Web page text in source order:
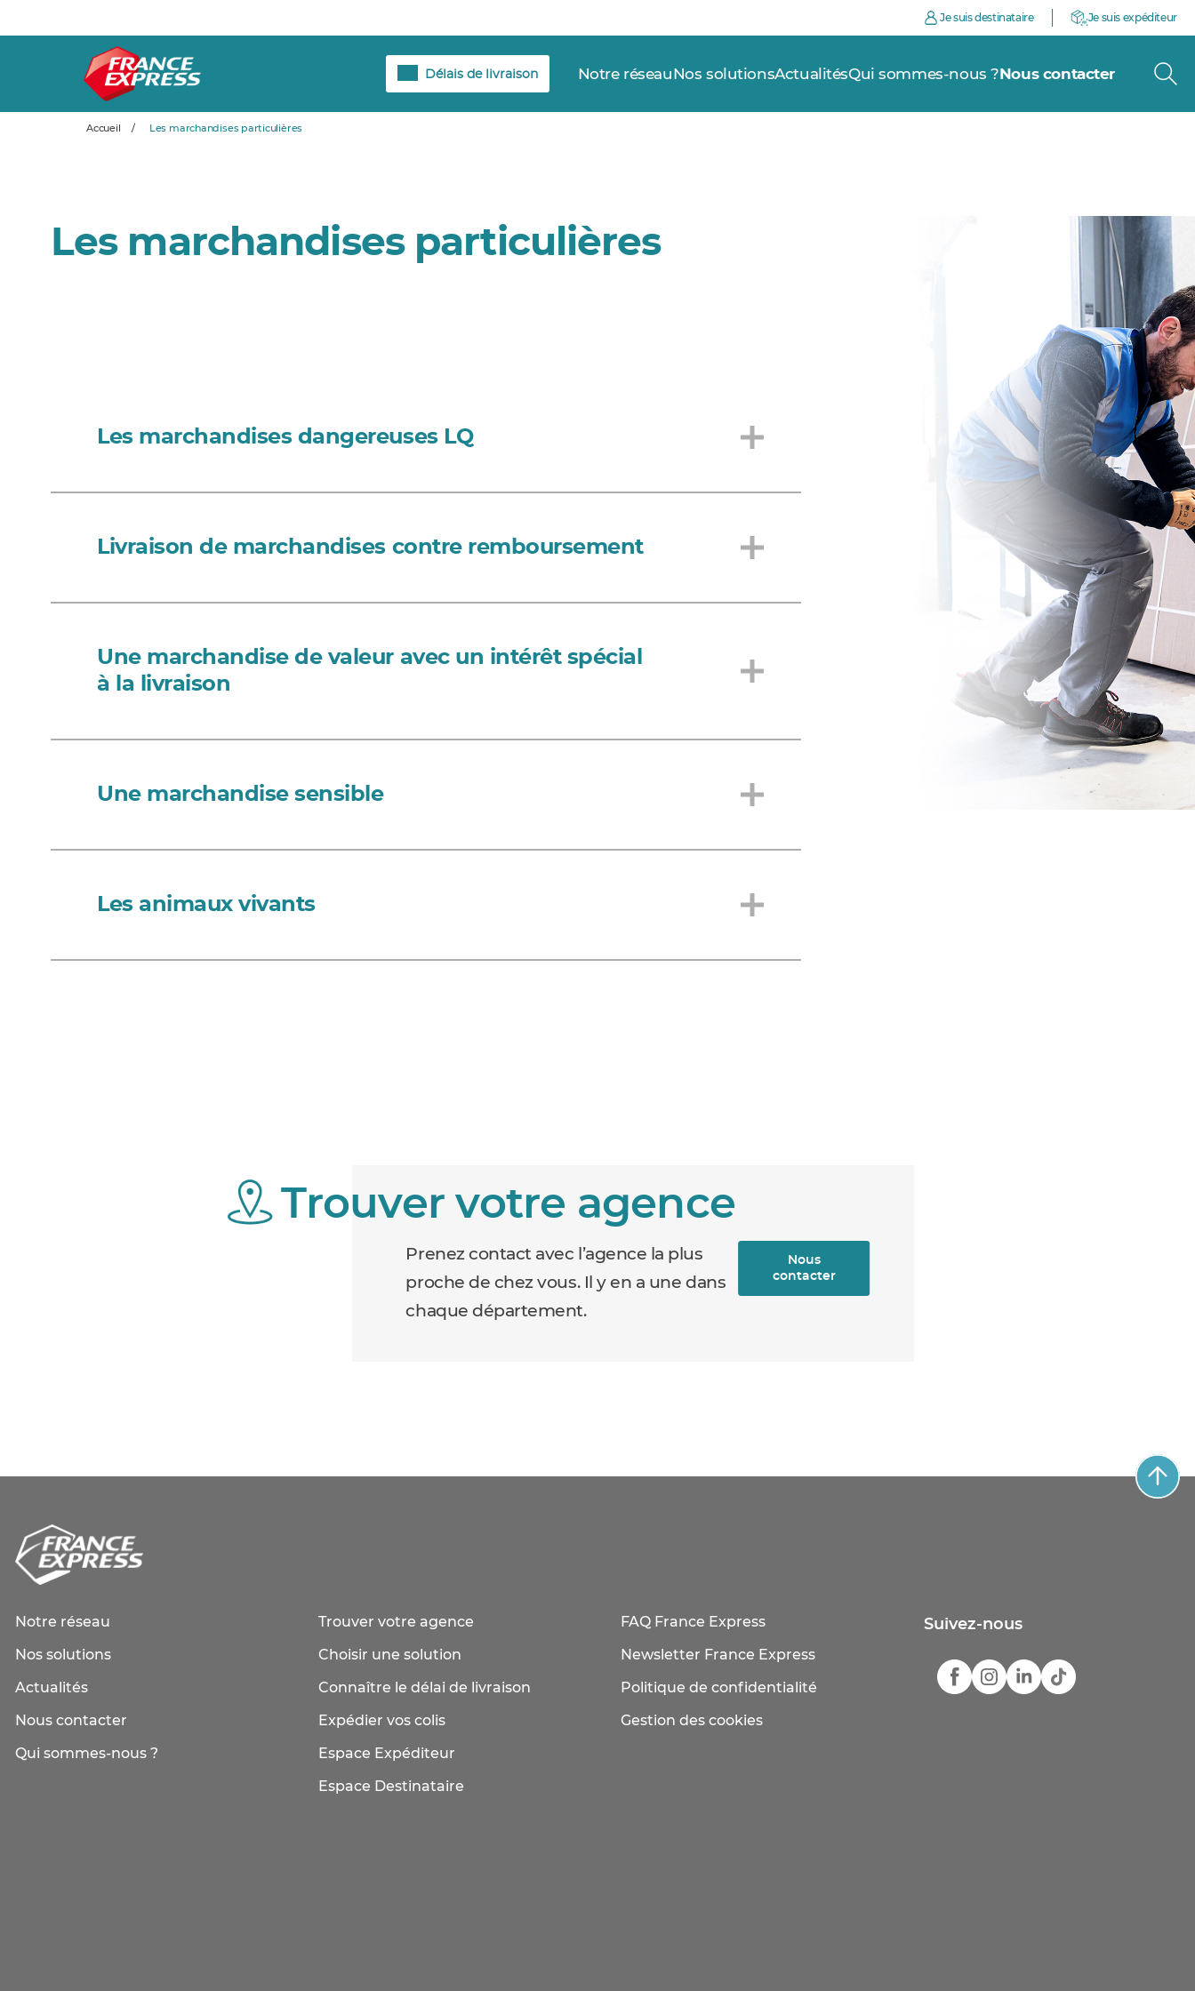
Je suis destinataire Je suis expéditeur
Délais de livraison Notre réseau Nos solutionsActualitésQui sommes-nous ? Nous contacter
Accueil / Les marchandises particulières
Les marchandises particulières
Les marchandises dangereuses LQ
Livraison de marchandises contre remboursement
Une marchandise de valeur avec un intérêt spécial
à la livraison
Une marchandise sensible
Les animaux vivants
Trouver votre agence
Prenez contact avec l’agence la plus
proche de chez vous. Il y en a une dans
chaque département.
Nous
contacter
Notre réseau
Nos solutions
Actualités
Nous contacter
Qui sommes-nous ?
Trouver votre agence
Choisir une solution
Connaître le délai de livraison
Expédier vos colis
Espace Expéditeur
Espace Destinataire
FAQ France Express
Newsletter France Express
Politique de confidentialité
Gestion des cookies
Suivez-nous